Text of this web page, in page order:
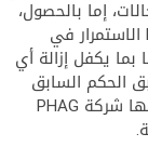
إما بالحصول،
وعلى نفقته الخاصة، على حق يتيح لشركة PHAG الاستمرار في
بما يكفل إزالة أي
الحكم السابق
أيضًا على النتائج غير التعاقدية، شرط أن تستخدمها شركة PHAG